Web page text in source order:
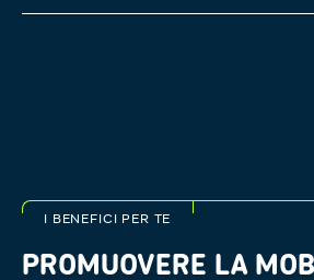
I BENEFICI PER TE
PROMUOVERE LA